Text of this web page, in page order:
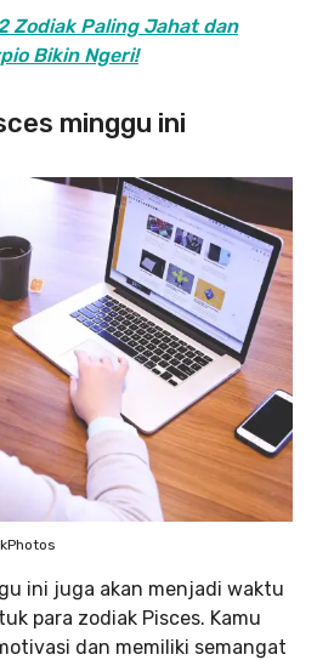
Zodiak Paling Jahat dan
Bikin Ngeri!
minggu ini
ini juga akan menjadi waktu
para zodiak Pisces. Kamu
dan memiliki semangat